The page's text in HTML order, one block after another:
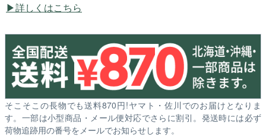
詳しくはこちら
そこそこの長物でも送料870円!ヤマト・佐川でのお届けとなりま
す。一部は小型商品・メール便対応でさらに割引。発送時には必ず
荷物追跡用の番号をメールでお知らせします。